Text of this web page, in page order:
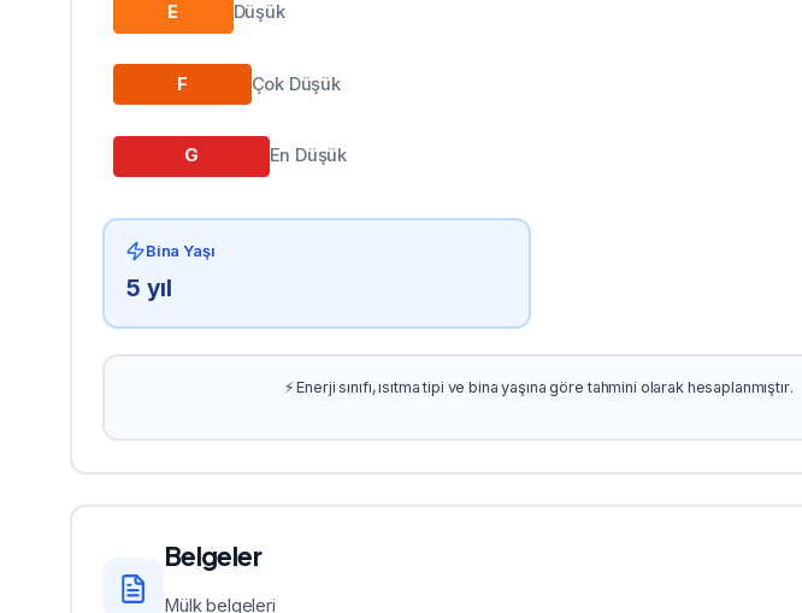
E Düşük
F Çok Düşük
G En Düşük
Bina Yaşı
5 yıl
⚡ Enerji sınıfı, ısıtma tipi ve bina yaşına göre tahmini olarak hesaplanmıştır.
Belgeler
Mülk belgeleri